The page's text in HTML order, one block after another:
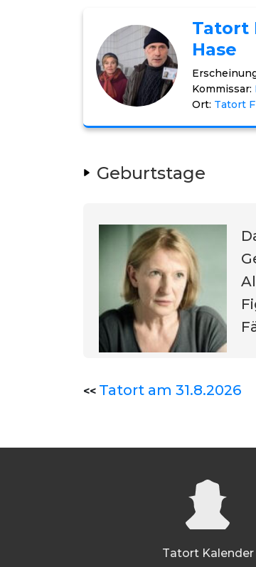
Tatort
Hase
Kommissar:
Ort: Tatort
Geburtstage
<< Tatort am 31.8.2026
Tatort Kalender